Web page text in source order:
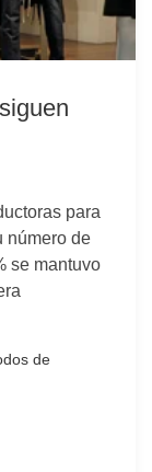
para
número de
se mantuvo
de